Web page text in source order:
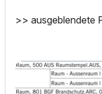
>> ausgeblendete